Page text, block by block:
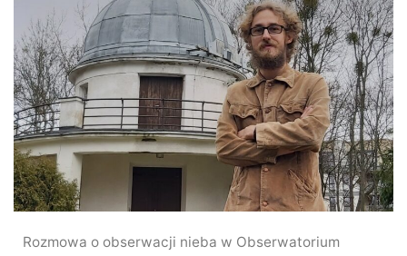
Rozmowa o obserwacji nieba w Obserwatorium